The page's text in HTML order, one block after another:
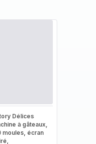
Délices
à gâteaux,
moules, écran